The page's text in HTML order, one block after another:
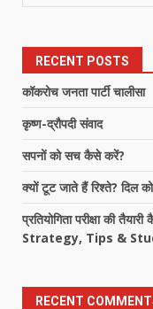
RECENT POSTS
कॉकरोच जनता पार्टी चालीसा
कृष्ण-द्रौपदी संवाद
सपनों को सच कैसे करें?
क्यों टूट जाते हैं रिश्ते? दिल
प्रतियोगिता परीक्षा की
Strategy, Tips &
RECENT